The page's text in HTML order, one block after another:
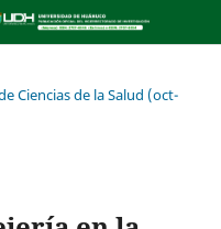
Ciencias de la Salud (oct-